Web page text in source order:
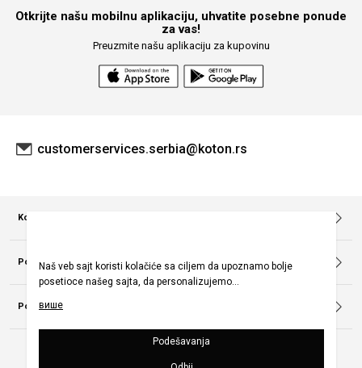
Otkrijte našu mobilnu aplikaciju, uhvatite posebne ponude
za vas!
Preuzmite našu aplikaciju za kupovinu
Korporacija
Pravila kampanje
Praćenje porudžbina bez članstva
Zaštita ličnih podataka
Mapa sajta
Politika Privatnosti
Pomoć
Često postavljana pitanja
Politika otkazivanja i vraćanja
Popularne kategorije
customerservices.serbia@koton.rs